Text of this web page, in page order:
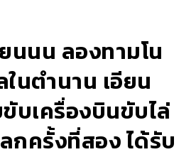
นนน ลองทามโน
ในตำนาน เอียน
ขับเครื่องบินขับไล่
กครั้งที่สอง ได้รับ